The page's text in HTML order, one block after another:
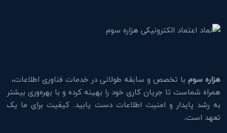
هزاره سوم با تخصص و سابقه طولانی در خدمات فناوری اطلاعات،
همراه شماست تا جریان کاری خود را بهینه کرده و با بهره‌وری بیشتر
به رشد پایدار و امنیت اطلاعات دست یابید. کیفیت برای ما یک
تعهد است.